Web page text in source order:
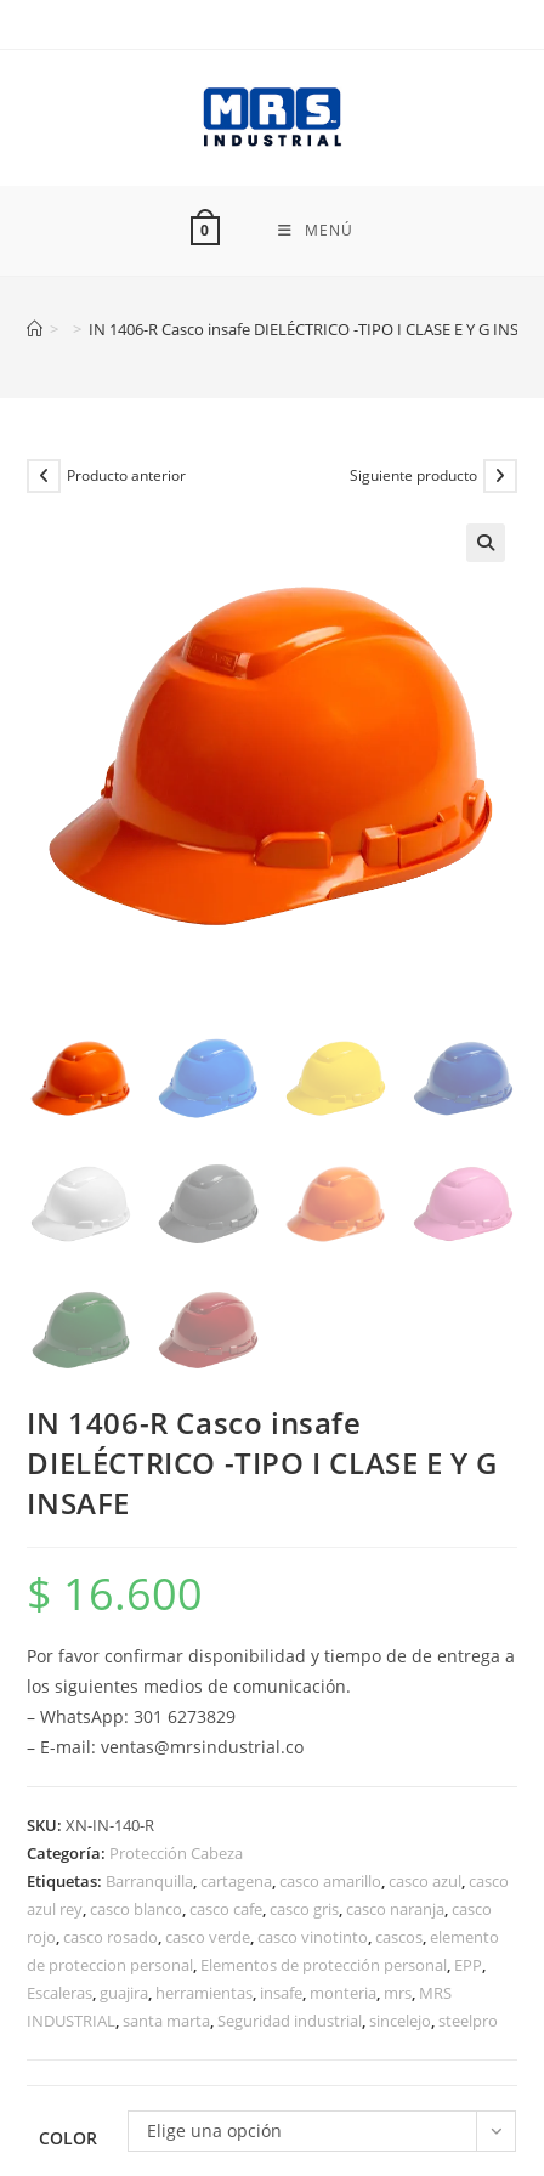
0 MENÚ
> > IN 1406-R Casco insafe DIELÉCTRICO -TIPO I CLASE E Y G
Producto anterior Siguiente producto
IN 1406-R Casco insafe
DIELÉCTRICO -TIPO I CLASE E Y G
INSAFE
$ 16.600
Por favor confirmar disponibilidad y tiempo de de entrega a
los siguientes medios de comunicación.
– WhatsApp: 301 6273829
– E-mail: ventas@mrsindustrial.co
SKU:XN-IN-140-R
Categoría: Protección Cabeza
Etiquetas: Barranquilla, cartagena, casco amarillo, casco azul, casco
azul rey, casco blanco, casco cafe, casco gris, casco naranja, casco
rojo, casco rosado, casco verde, casco vinotinto, cascos, elemento
de proteccion personal, Elementos de protección personal, EPP,
Escaleras, guajira, herramientas, insafe, monteria, mrs, MRS
INDUSTRIAL, santa marta, Seguridad industrial, sincelejo, steelpro
COLOR Elige una opción